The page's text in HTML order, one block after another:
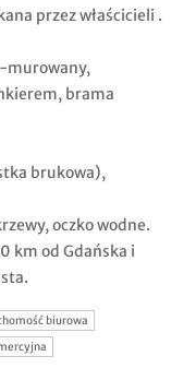
przez właścicieli .
murowany,
brama
brukowa),
oczko wodne.
km od Gdańska i
biurowa